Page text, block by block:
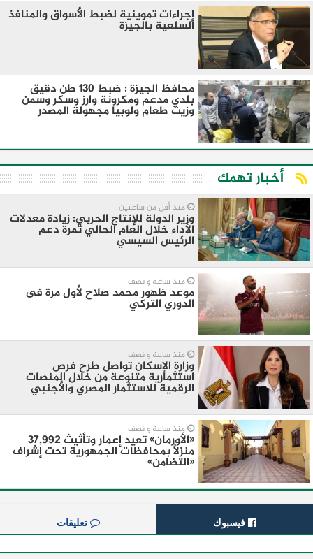
إجراءات تموينية لضبط الأسواق والمنافذ
السلعية بالجيزة
محافظ الجيزة : ضبط ١٣٠ طن دقيق
بلدي مدعم ومكرونة وارز وسكر وسمن
وزيت طعام ولوبيا مجهولة المصدر
أخبار تهمك
منذ أقل من ساعتين
وزير الدولة للإنتاج الحربي: زيادة معدلات
الأداء خلال العام الحالي ثمرة دعم
الرئيس السيسي
منذ ساعة و نصف
موعد ظهور محمد صلاح لأول مرة فى
الدوري التركي
منذ ساعة و نصف
وزارة الإسكان تواصل طرح فرص
استثمارية متنوعة من خلال المنصات
الرقمية للاستثمار المصري والأجنبي
منذ ساعة و نصف
«الأورمان» تعيد إعمار وتأثيث 37,992
منزلًا بمحافظات الجمهورية تحت إشراف
«التضامن»
فيسبوك تعليقات